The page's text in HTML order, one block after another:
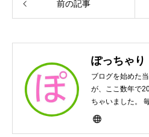
前の記事
ぽっちゃり
ブログを始めた
が、ここ数年で
ちゃいました。
作ってますんで